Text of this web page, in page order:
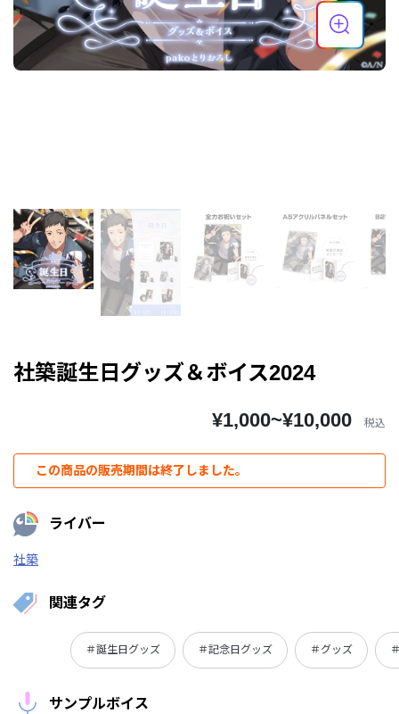
社築誕生日グッズ＆ボイス2024
¥1,000~¥10,000 税込
この商品の販売期間は終了しました。
ライバー
社築
関連タグ
＃誕生日グッズ ＃記念日グッズ ＃グッズ
サンプルボイス